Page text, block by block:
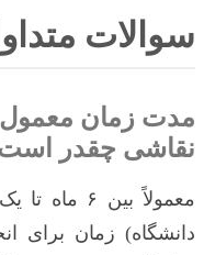
سوالات
مدت زمان معمول
نقاشی چقدر
معمولاً
دانشگاه) زمان برای